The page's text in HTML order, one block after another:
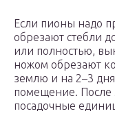
Если пионы надо
обрезают стебли
или полностью,
ножом обрезают
землю и на 2–3
помещение. После
посадочные